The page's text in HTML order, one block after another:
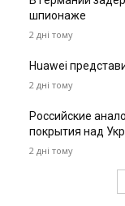
шпионаже
2 дні тому
Huawei
2 дні тому
Российские
покрытия над
2 дні тому